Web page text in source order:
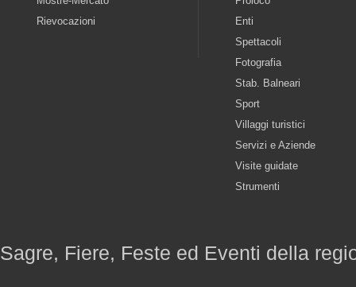
Rievocazioni
Enti
Spettacoli
Fotografia
Stab. Balneari
Sport
Villaggi turistici
Servizi e Aziende
Visite guidate
Strumenti
Sagre, Fiere, Feste ed Eventi della